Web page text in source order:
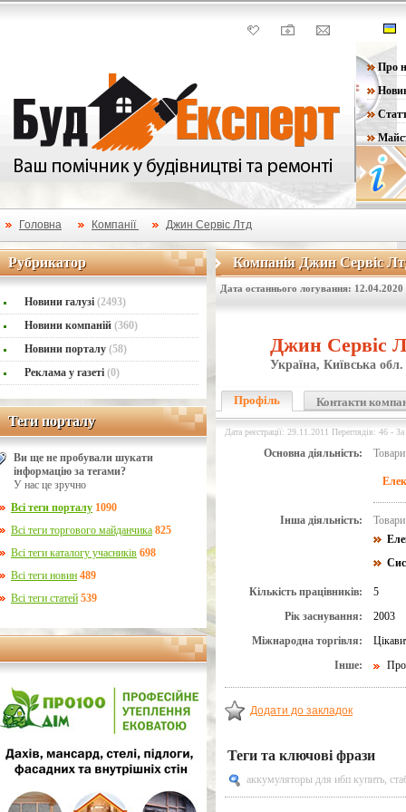
Про
Головна Компанії Джин Сервіс Лтд
Рубрикатор
Рубрикатор
Новини галузі (2493)
Новини компаній (360)
Новини порталу (58)
Реклама у газеті (0)
Теги порталу
Теги порталу
Ви ще не пробували шукати
інформацію за тегами?
У нас це зручно
Всі теги порталу 1090
Всі теги торгового майданчика 825
Всі теги каталогу учасників 698
Всі теги новин 489
Всі теги статей 539
Компанія Джин Сервіс
Компанія Джин Сервіс
Дата останнього логування: 12.04.2020
Джин Сервіс
Україна, Київська обл.
Профіль Контакти
Дата реєстрації: 29.11.2011 Переглядів: 46 -
Основна діяльність:
Інша діяльність:
Кількість працівників:
5
Рік заснування:
2003
Міжнародна торгівля:
Інше:
Додати до закладок
Теги та ключові фрази
аккумуляторы для ибп купить,